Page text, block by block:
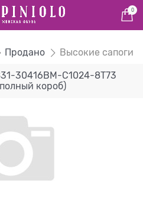
0
Продано Высокие сапоги
30416BM-C1024-8T73
короб)